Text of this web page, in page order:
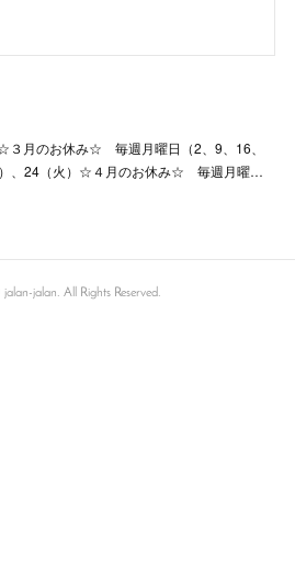
３月のお休み☆ 毎週月曜日（2、9、16、
）、24（火）☆４月のお休み☆ 毎週月曜…
jalan. All Rights Reserved.